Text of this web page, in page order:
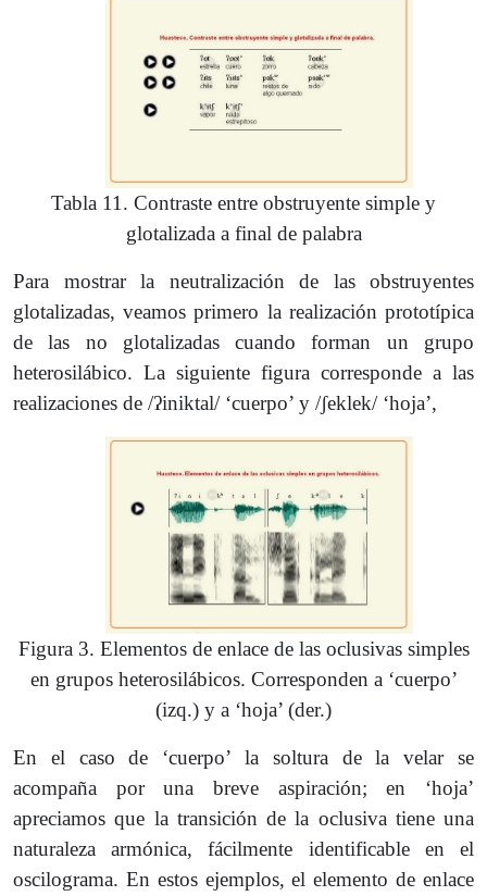
Tabla 11. Contraste entre obstruyente simple y
glotalizada a final de palabra
Para mostrar la neutralización de las obstruyentes
glotalizadas, veamos primero la realización prototípica
de las no glotalizadas cuando forman un grupo
heterosilábico. La siguiente figura corresponde a las
realizaciones de /ʔiniktal/ ‘cuerpo’ y /ʃeklek/ ‘hoja’,
Figura 3. Elementos de enlace de las oclusivas simples
en grupos heterosilábicos. Corresponden a ‘cuerpo’
(izq.) y a ‘hoja’ (der.)
En el caso de ‘cuerpo’ la soltura de la velar se
acompaña por una breve aspiración; en ‘hoja’
apreciamos que la transición de la oclusiva tiene una
naturaleza armónica, fácilmente identificable en el
oscilograma. En estos ejemplos, el elemento de enlace